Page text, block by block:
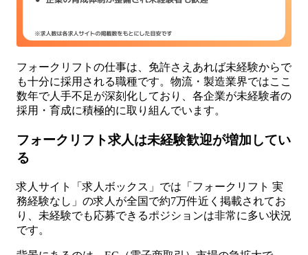
フォークリフトの仕事は、免許さえあれば未経験からで
も十分に採用される職種です。物流・製造業界ではここ
数年で人手不足が深刻化しており、各企業が未経験者の
採用・育成に積極的に取り組んでいます。
フォークリフト求人は未経験歓迎が増加してい
る
求人サイト「求人ボックス」では「フォークリフト 実
務経験なし」の求人が全国で約7万件近く掲載されてお
り、未経験でも応募できるポジションは非常に多い状況
です。